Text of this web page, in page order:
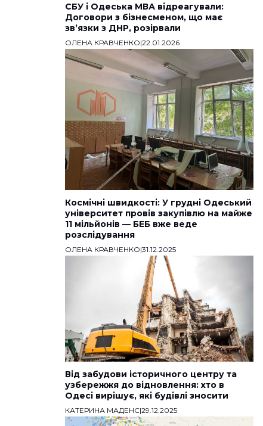
СБУ і Одеська МВА відреагували:
Договори з бізнесменом, що має
звʼязки з ДНР, розірвали
ОЛЕНА КРАВЧЕНКО|22.01.2026
Космічні швидкості: У грудні Одеський
університет провів закупівлю на майже
11 мільйонів — БЕБ вже веде
розслідування
ОЛЕНА КРАВЧЕНКО|31.12.2025
Від забудови історичного центру та
узбережжя до відновлення: хто в
Одесі вирішує, які будівлі зносити
КАТЕРИНА МАДЕНС|29.12.2025